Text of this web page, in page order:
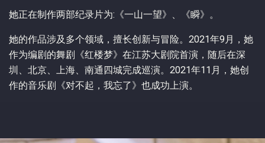
她正在制作两部纪录片为:《一山一望》、《瞬》。
她的作品涉及多个领域，擅长创新与冒险。2021年9月，她
作为编剧的舞剧《红楼梦》在江苏大剧院首演，随后在深
圳、北京、上海、南通四城完成巡演。2021年11月，她创
作的音乐剧《对不起，我忘了》也成功上演。